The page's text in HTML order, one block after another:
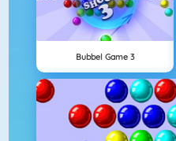
Bubbel Game 3